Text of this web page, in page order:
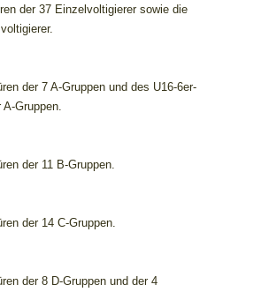
der 37 Einzelvoltigierer sowie die
der 7 A-Gruppen und des U16-6er-
Gruppen.
der 11 B-Gruppen.
der 14 C-Gruppen.
der 8 D-Gruppen und der 4